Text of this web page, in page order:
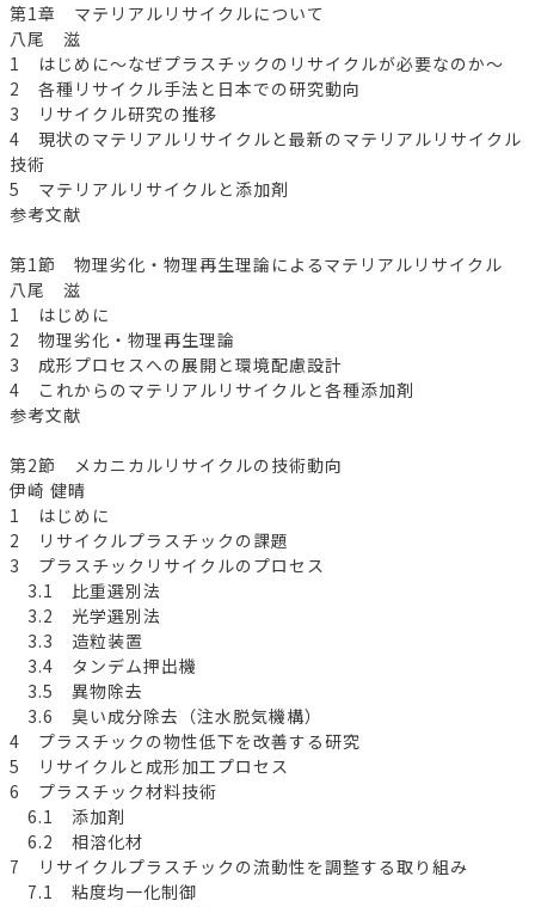
第1章 マテリアルリサイクルについて
八尾 滋
1 はじめに～なぜプラスチックのリサイクルが必要なのか～
2 各種リサイクル手法と日本での研究動向
3 リサイクル研究の推移
4 現状のマテリアルリサイクルと最新のマテリアルリサイクル
技術
5 マテリアルリサイクルと添加剤
参考文献
第1節 物理劣化・物理再生理論によるマテリアルリサイクル
八尾 滋
1 はじめに
2 物理劣化・物理再生理論
3 成形プロセスへの展開と環境配慮設計
4 これからのマテリアルリサイクルと各種添加剤
参考文献
第2節 メカニカルリサイクルの技術動向
伊崎 健晴
1 はじめに
2 リサイクルプラスチックの課題
3 プラスチックリサイクルのプロセス
3.1 比重選別法
3.2 光学選別法
3.3 造粒装置
3.4 タンデム押出機
3.5 異物除去
3.6 臭い成分除去（注水脱気機構）
4 プラスチックの物性低下を改善する研究
5 リサイクルと成形加工プロセス
6 プラスチック材料技術
6.1 添加剤
6.2 相溶化材
7 リサイクルプラスチックの流動性を調整する取り組み
7.1 粘度均一化制御